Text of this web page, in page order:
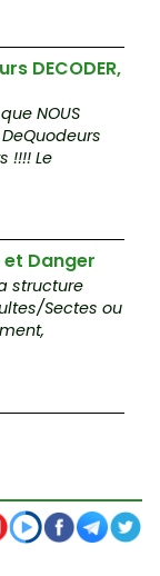
DECODER,
NOUS
!!!! Le
Danger
structure
Sectes ou